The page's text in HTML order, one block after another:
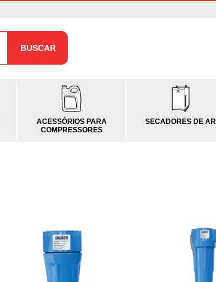
BUSCAR
ACESSÓRIOS PARA
COMPRESSORES
SECADORES DE AR